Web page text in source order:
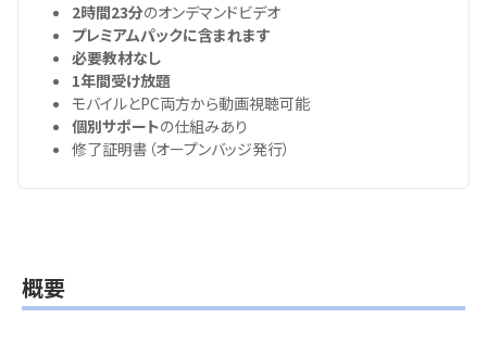
2時間23分のオンデマンドビデオ
プレミアムパックに含まれます
必要教材なし
1年間受け放題
モバイルとPC両方から動画視聴可能
個別サポートの仕組みあり
修了証明書（オープンバッジ発行）
概要